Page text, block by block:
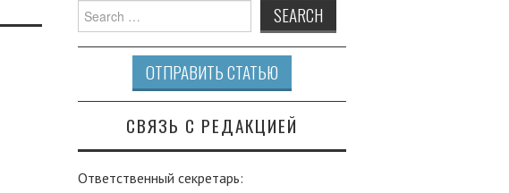
Search for:
ОТПРАВИТЬ СТАТЬЮ
СВЯЗЬ С РЕДАКЦИЕЙ
Ответственный секретарь: